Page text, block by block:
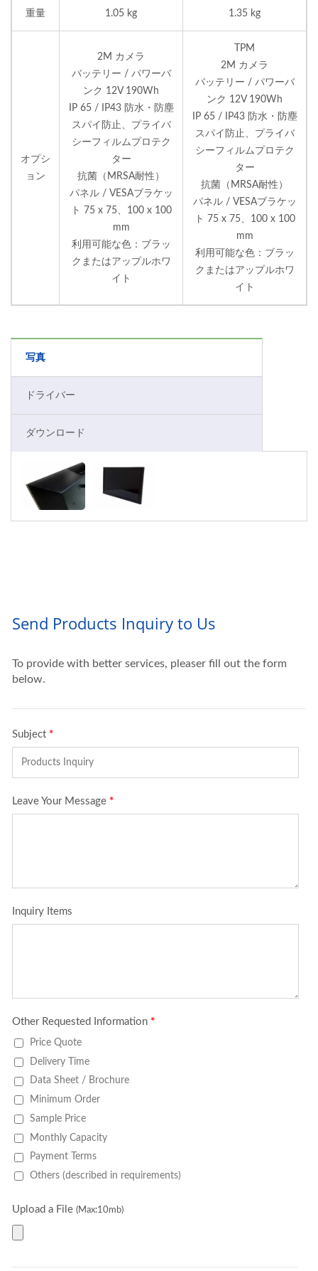
重量 1.05 kg 1.35 kg
オプシ
ョン
2M カメラ
バッテリー / パワーバ
ンク 12V 190Wh
IP 65 / IP43 防水・防塵
スパイ防止、プライバ
シーフィルムプロテク
ター
抗菌（MRSA耐性）
パネル / VESAブラケッ
ト 75 x 75、100 x 100
mm
利用可能な色：ブラッ
クまたはアップルホワ
イト
TPM
2M カメラ
バッテリー / パワーバ
ンク 12V 190Wh
IP 65 / IP43 防水・防塵
スパイ防止、プライバ
シーフィルムプロテク
ター
抗菌（MRSA耐性）
パネル / VESAブラケッ
ト 75 x 75、100 x 100
mm
利用可能な色：ブラッ
クまたはアップルホワ
イト
写真
ドライバー
ダウンロード